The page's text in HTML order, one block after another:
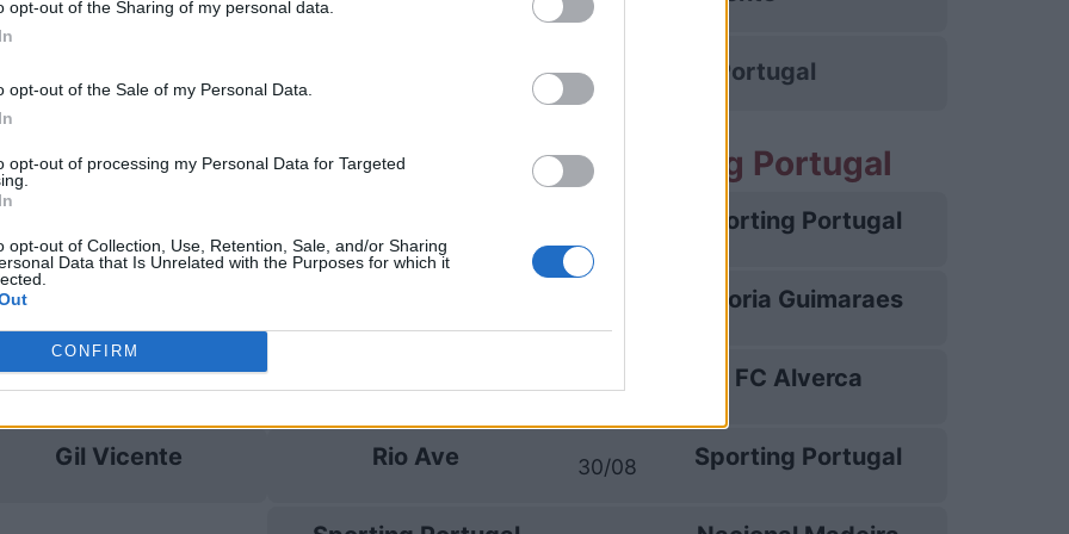
opt-out of the Sharing of my personal data.
opt-out of the Sale of my Personal Data.
opt-out of processing my Personal Data for Targeted
opt-out of Collection, Use, Retention, Sale, and/or Sharing
Data that Is Unrelated with the Purposes for which it
CONFIRM
Sporting Portugal
Vicente
Gil Vicente
Gil Vicente
Prossime partite Sporting Portugal
Sporting Portugal
Vitoria Guimaraes
22/08 FC Alverca
Rio Ave 30/08 Sporting Portugal